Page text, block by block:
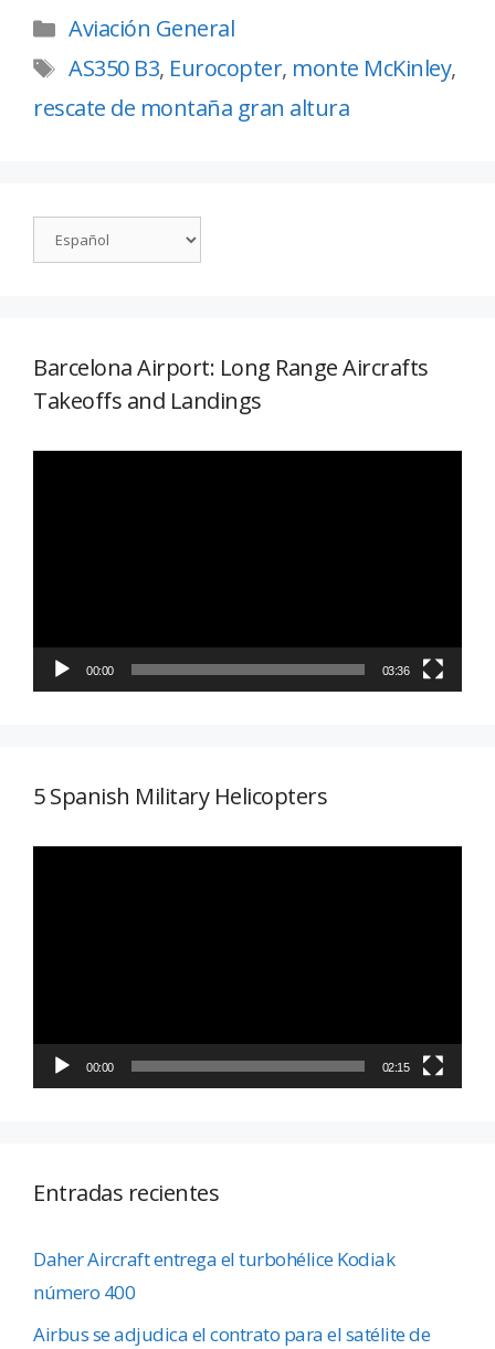
Aviación General
AS350 B3, Eurocopter, monte McKinley,
rescate de montaña gran altura
Barcelona Airport: Long Range Aircrafts
Takeoffs and Landings
00:00 03:36
5 Spanish Military Helicopters
00:00 02:15
Entradas recientes
Daher Aircraft entrega el turbohélice Kodiak
número 400
Airbus se adjudica el contrato para el satélite de